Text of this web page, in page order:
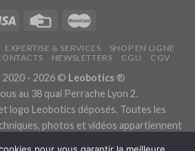
EXPERTISE & SERVICES
SHOP EN LIGNE
NEWSLETTERS CGU CGV
2020 - 2026 © Leobotics ®
au 38 quai Perrache Lyon 2.
logo Leobotics déposés. Toutes les
photos et vidéos appartiennent
pour vous garantir la meilleure